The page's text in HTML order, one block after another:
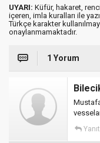
UYARI: Küfür, hakaret,
içeren, imla kuralları ile
Türkçe karakter
onaylanmamaktadır.
1 Yorum